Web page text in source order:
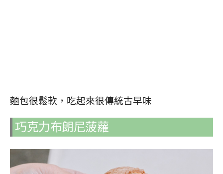
麵包很鬆軟，吃起來很傳統古早味
巧克力布朗尼菠蘿